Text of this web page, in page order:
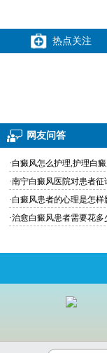
热点关注
网友问答
·白癜风怎么护理,护理白
·南宁白癜风医院对患者
·白癜风患者的心理是怎样
·治愈白癜风患者需要花多